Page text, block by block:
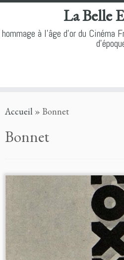
to
La Belle
hommage à l'âge d'or du Cinéma
Accueil » Bonnet
Bonnet